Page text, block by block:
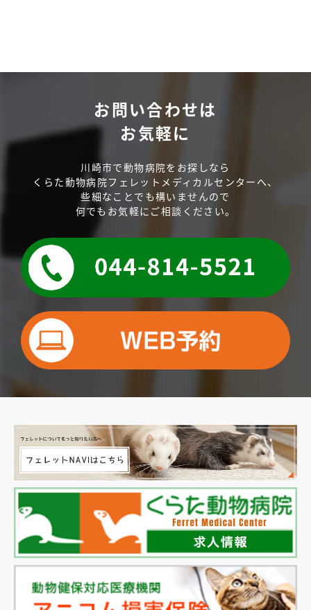
お問い合わせは
お気軽に
川崎市で動物病院をお探しなら
くらた動物病院フェレットメディカルセンターへ、
些細なことでも構いませんので
何でもお気軽にご相談ください。